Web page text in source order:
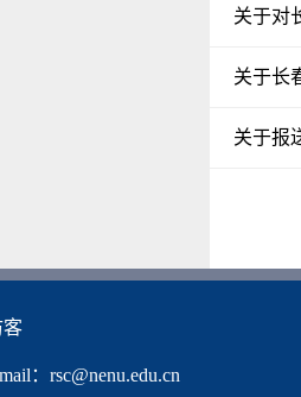
关于对
关于长
关于报
客
：rsc@nenu.edu.cn